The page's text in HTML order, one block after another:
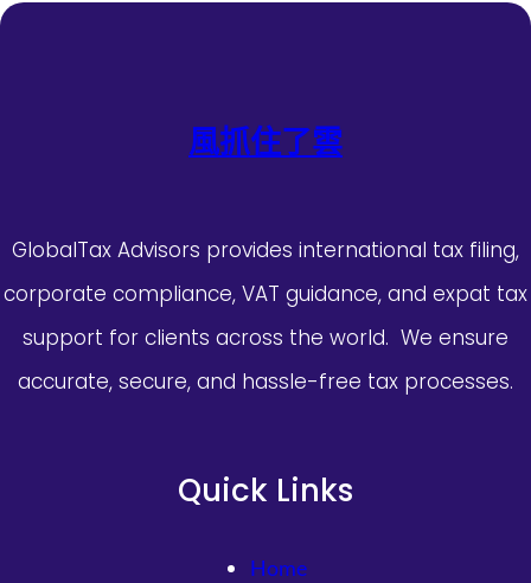
風抓住了雲
GlobalTax Advisors provides international tax filing,
corporate compliance, VAT guidance, and expat tax
support for clients across the world. We ensure
accurate, secure, and hassle-free tax processes.
Quick Links
Home